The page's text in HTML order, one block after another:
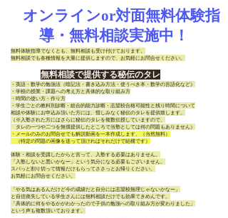
オンラインor対面無料体験指
導・無料相談実施中！
無料体験指導でなくとも、無料相談も受け付けております。
無料相談でも各種情報を大量に提供しますので、お気軽にお問合せください。
無料相談で提供する秘伝のタレ
・英語・数学の勉強法（暗記法・書き込み方法・使うべき本・数学の言語化など）
・学校の授業・課題への考え方と具体的な取り組み方
・時間の使い方・作り方
・学生ごとの教科別診断・総合的能力診断・志望校合格可能性と残り時間について
相談や体験にお申込み頂いた方には、惜しみなく秘伝のタレを提供致します。
（※入塾された方にはさらに秘伝のタレを複数伝授していますので、
​ タレの一つや二つを無償提供したところで当塾としては何の問題もありません）
・メールのみのお問合せでも解説動画を一本作成します。（当然無料）
（特定の問題の画像を送って頂ければそれだけで結構です）
体験・相談を受講したからと言って、入塾する必要はありません。
「入塾しないと悪いかなー」という気分になる必要もございません。
スパっと割り切って情報だけもらってささっとお帰りください。
お気軽にお問合せください。
「やる気はあるんだけど今の成績だと自分には志望校無理じゃないかなー」
と自信喪失している学生さんには無料相談だけでも効果てきめんです。
「具体的に何をやるかがわかったので子供の勉強への取り組み方が変わりました」
という声も複数頂いております。